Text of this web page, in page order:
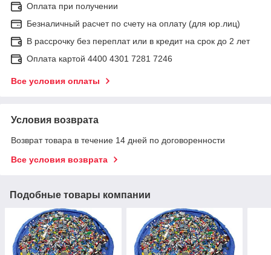
Оплата при получении
Безналичный расчет по счету на оплату (для юр.лиц)
В рассрочку без переплат или в кредит на срок до 2 лет
Оплата картой 4400 4301 7281 7246
Все условия оплаты
Условия возврата
Возврат товара в течение 14 дней по договоренности
Все условия возврата
Подобные товары компании